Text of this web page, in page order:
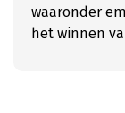
waaronder
het winnen